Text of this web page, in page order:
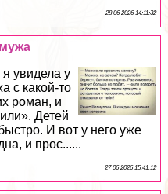
28 06 2026 14:11:32
увидела у
с какой-то
роман, и
Детей
И вот у него уже
и прос......
27 06 2026 15:41:12